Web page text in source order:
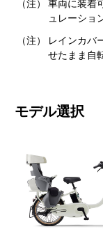
（注）
車両に装着
ュレーショ
（注）
レインカバ
せたまま自
モデル選択